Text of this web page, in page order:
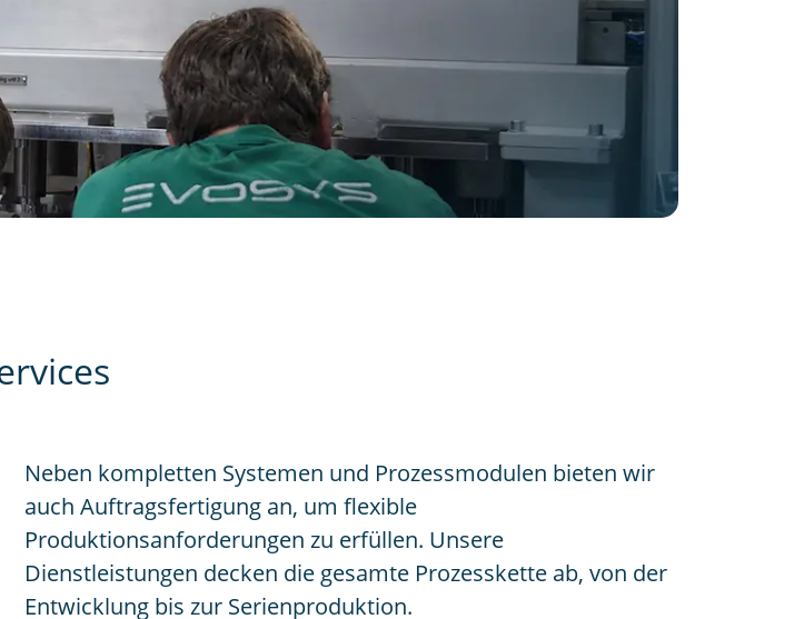
Neben kompletten Systemen und Prozessmodulen bieten wir
auch Auftragsfertigung an, um flexible
Produktionsanforderungen zu erfüllen. Unsere
Dienstleistungen decken die gesamte Prozesskette ab, von der
Entwicklung bis zur Serienproduktion.